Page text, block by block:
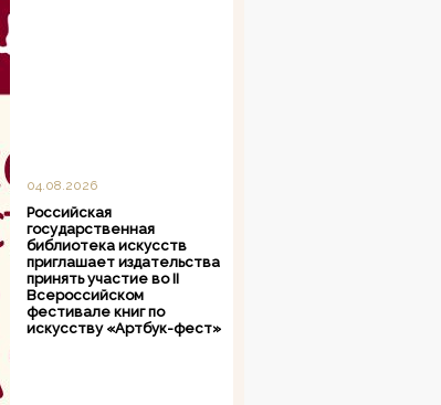
04.08.2026
Российская
государственная
библиотека искусств
приглашает издательства
принять участие во II
Всероссийском
фестивале книг по
искусству «Артбук-фест»